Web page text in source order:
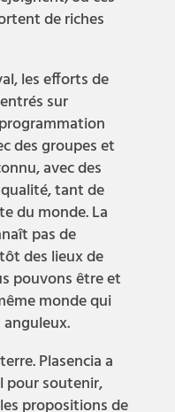
de riches
les efforts de
sur
des groupes et
avec des
tant de
du monde. La
pas de
des lieux de
pouvons être et
monde qui
Plasencia a
pour soutenir,
propositions de